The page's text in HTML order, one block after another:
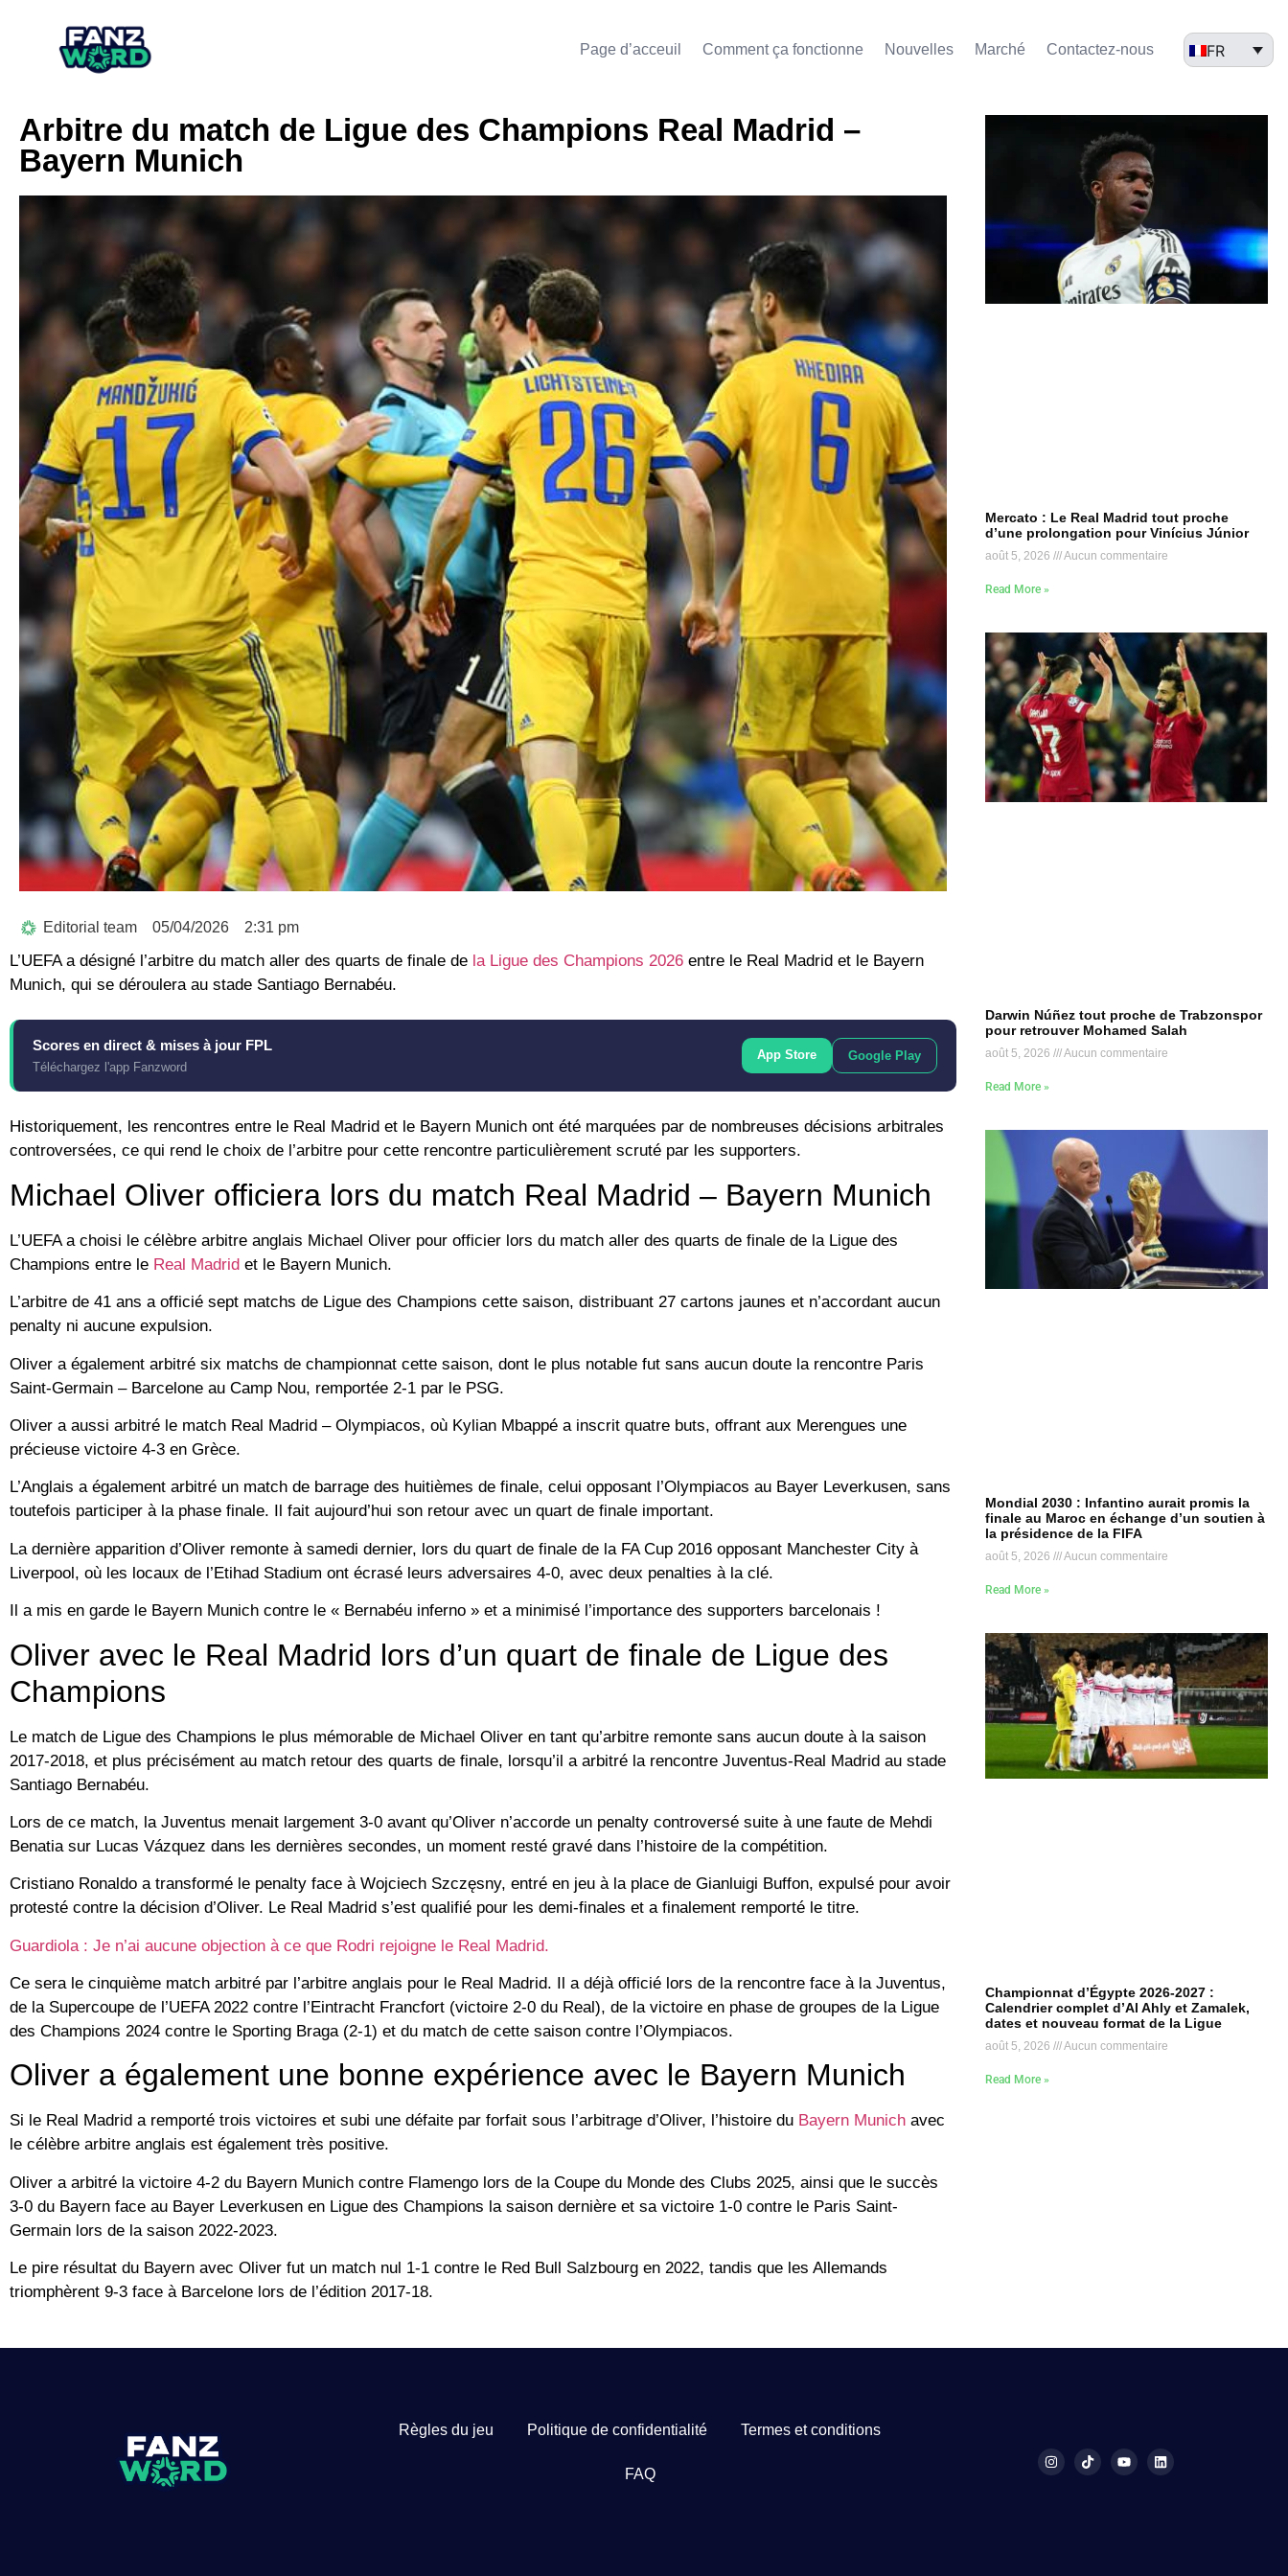
Page d’acceuil Comment ça fonctionne Nouvelles Marché​ Contactez-nous FR
Arbitre du match de Ligue des Champions Real Madrid –
Bayern Munich
Editorial team 05/04/2026 2:31 pm
L’UEFA a désigné l’arbitre du match aller des quarts de finale de la Ligue des Champions 2026 entre le Real Madrid et le Bayern
Munich, qui se déroulera au stade Santiago Bernabéu.
Scores en direct & mises à jour FPL
Téléchargez l'app Fanzword
App Store Google Play
Historiquement, les rencontres entre le Real Madrid et le Bayern Munich ont été marquées par de nombreuses décisions arbitrales
controversées, ce qui rend le choix de l’arbitre pour cette rencontre particulièrement scruté par les supporters.
Michael Oliver officiera lors du match Real Madrid – Bayern Munich
L’UEFA a choisi le célèbre arbitre anglais Michael Oliver pour officier lors du match aller des quarts de finale de la Ligue des
Champions entre le Real Madrid et le Bayern Munich.
L’arbitre de 41 ans a officié sept matchs de Ligue des Champions cette saison, distribuant 27 cartons jaunes et n’accordant aucun
penalty ni aucune expulsion.
Oliver a également arbitré six matchs de championnat cette saison, dont le plus notable fut sans aucun doute la rencontre Paris
Saint-Germain – Barcelone au Camp Nou, remportée 2-1 par le PSG.
Oliver a aussi arbitré le match Real Madrid – Olympiacos, où Kylian Mbappé a inscrit quatre buts, offrant aux Merengues une
précieuse victoire 4-3 en Grèce.
L’Anglais a également arbitré un match de barrage des huitièmes de finale, celui opposant l’Olympiacos au Bayer Leverkusen, sans
toutefois participer à la phase finale. Il fait aujourd’hui son retour avec un quart de finale important.
La dernière apparition d’Oliver remonte à samedi dernier, lors du quart de finale de la FA Cup 2016 opposant Manchester City à
Liverpool, où les locaux de l’Etihad Stadium ont écrasé leurs adversaires 4-0, avec deux penalties à la clé.
Il a mis en garde le Bayern Munich contre le « Bernabéu inferno » et a minimisé l’importance des supporters barcelonais !
Oliver avec le Real Madrid lors d’un quart de finale de Ligue des
Champions
Le match de Ligue des Champions le plus mémorable de Michael Oliver en tant qu’arbitre remonte sans aucun doute à la saison
2017-2018, et plus précisément au match retour des quarts de finale, lorsqu’il a arbitré la rencontre Juventus-Real Madrid au stade
Santiago Bernabéu.
Lors de ce match, la Juventus menait largement 3-0 avant qu’Oliver n’accorde un penalty controversé suite à une faute de Mehdi
Benatia sur Lucas Vázquez dans les dernières secondes, un moment resté gravé dans l’histoire de la compétition.
Cristiano Ronaldo a transformé le penalty face à Wojciech Szczęsny, entré en jeu à la place de Gianluigi Buffon, expulsé pour avoir
protesté contre la décision d’Oliver. Le Real Madrid s’est qualifié pour les demi-finales et a finalement remporté le titre.
Guardiola : Je n’ai aucune objection à ce que Rodri rejoigne le Real Madrid.
Ce sera le cinquième match arbitré par l’arbitre anglais pour le Real Madrid. Il a déjà officié lors de la rencontre face à la Juventus,
de la Supercoupe de l’UEFA 2022 contre l’Eintracht Francfort (victoire 2-0 du Real), de la victoire en phase de groupes de la Ligue
des Champions 2024 contre le Sporting Braga (2-1) et du match de cette saison contre l’Olympiacos.
Oliver a également une bonne expérience avec le Bayern Munich
Si le Real Madrid a remporté trois victoires et subi une défaite par forfait sous l’arbitrage d’Oliver, l’histoire du Bayern Munich avec
le célèbre arbitre anglais est également très positive.
Oliver a arbitré la victoire 4-2 du Bayern Munich contre Flamengo lors de la Coupe du Monde des Clubs 2025, ainsi que le succès
3-0 du Bayern face au Bayer Leverkusen en Ligue des Champions la saison dernière et sa victoire 1-0 contre le Paris Saint-
Germain lors de la saison 2022-2023.
Le pire résultat du Bayern avec Oliver fut un match nul 1-1 contre le Red Bull Salzbourg en 2022, tandis que les Allemands
triomphèrent 9-3 face à Barcelone lors de l’édition 2017-18.
Mercato : Le Real Madrid tout proche
d’une prolongation pour Vinícius Júnior
août 5, 2026 Aucun commentaire
Read More »
Darwin Núñez tout proche de Trabzonspor
pour retrouver Mohamed Salah
août 5, 2026 Aucun commentaire
Read More »
Mondial 2030 : Infantino aurait promis la
finale au Maroc en échange d’un soutien à
la présidence de la FIFA
août 5, 2026 Aucun commentaire
Read More »
Championnat d’Égypte 2026-2027 :
Calendrier complet d’Al Ahly et Zamalek,
dates et nouveau format de la Ligue
août 5, 2026 Aucun commentaire
Read More »
Règles du jeu Politique de confidentialité Termes et conditions
FAQ